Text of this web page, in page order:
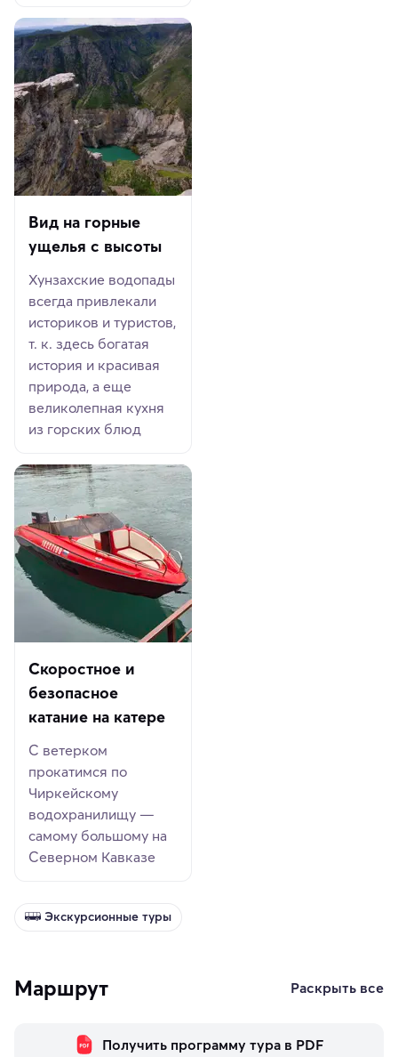
Вид на горные
ущелья с высоты
Хунзахские водопады
всегда привлекали
историков и туристов,
т. к. здесь богатая
история и красивая
природа, а еще
великолепная кухня
из горских блюд
Скоростное и
безопасное
катание на катере
С ветерком
прокатимся по
Чиркейскому
водохранилищу —
самому большому на
Северном Кавказе
Экскурсионные туры
Маршрут Раскрыть все
Получить программу тура в PDF